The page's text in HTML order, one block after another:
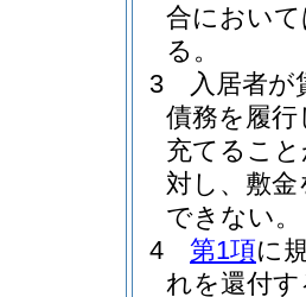
合におい
る。
3
入居者
債務を履
充てるこ
対し、敷
できない。
4
第1項に
れを還付す